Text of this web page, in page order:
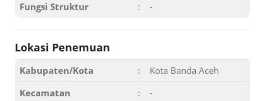
Fungsi Struktur
: -
Lokasi Penemuan
Kabupaten/Kota :
Kota Banda Aceh
Kecamatan
:
-